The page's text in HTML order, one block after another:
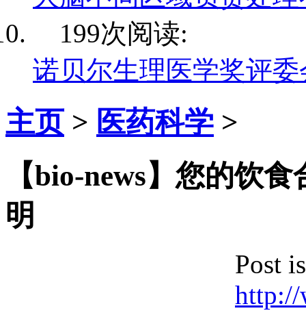
199次阅读:
诺贝尔生理医学奖评委
主页> 医药科学 >
【bio-news】您的饮
明
Post
http://